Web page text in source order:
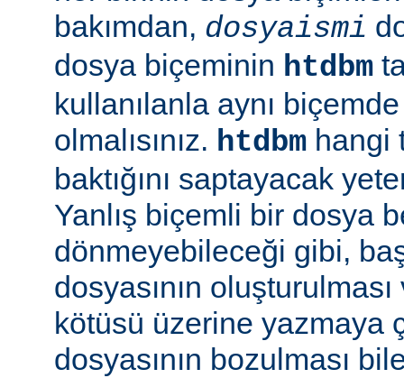
bakımdan, dosyaismi
dosya biçeminin htdbm
kullanılanla aynı
olmalısınız. htdbm hangi
baktığını saptayacak
Yanlış biçemli bir dosya
dönmeyebileceği gibi,
dosyasının
kötüsü üzerine yazmaya
dosyasının bozulması